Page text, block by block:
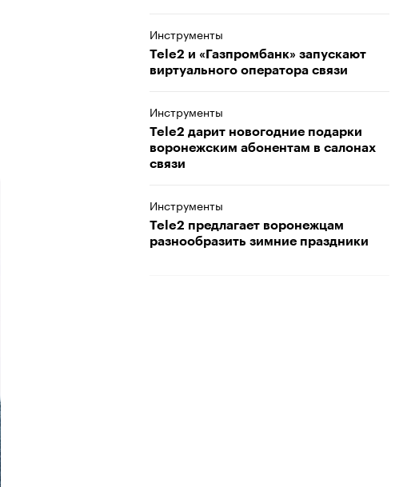
Инструменты
Tele2 и «Газпромбанк» запускают
виртуального оператора связи
Инструменты
Tele2 дарит новогодние подарки
воронежским абонентам в салонах
связи
Инструменты
Tele2 предлагает воронежцам
разнообразить зимние праздники